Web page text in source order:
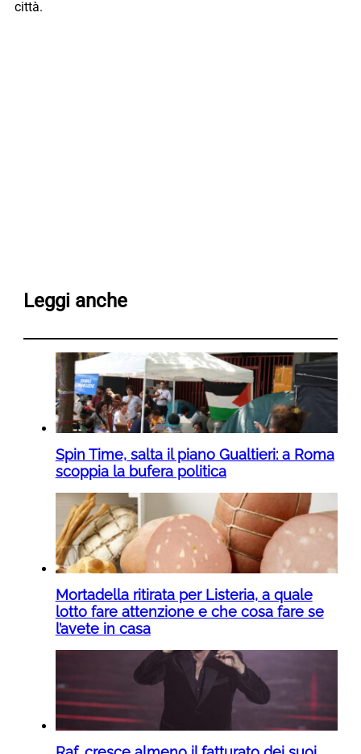
città.
Leggi anche
Spin Time, salta il piano Gualtieri: a Roma
scoppia la bufera politica
Mortadella ritirata per Listeria, a quale
lotto fare attenzione e che cosa fare se
l’avete in casa